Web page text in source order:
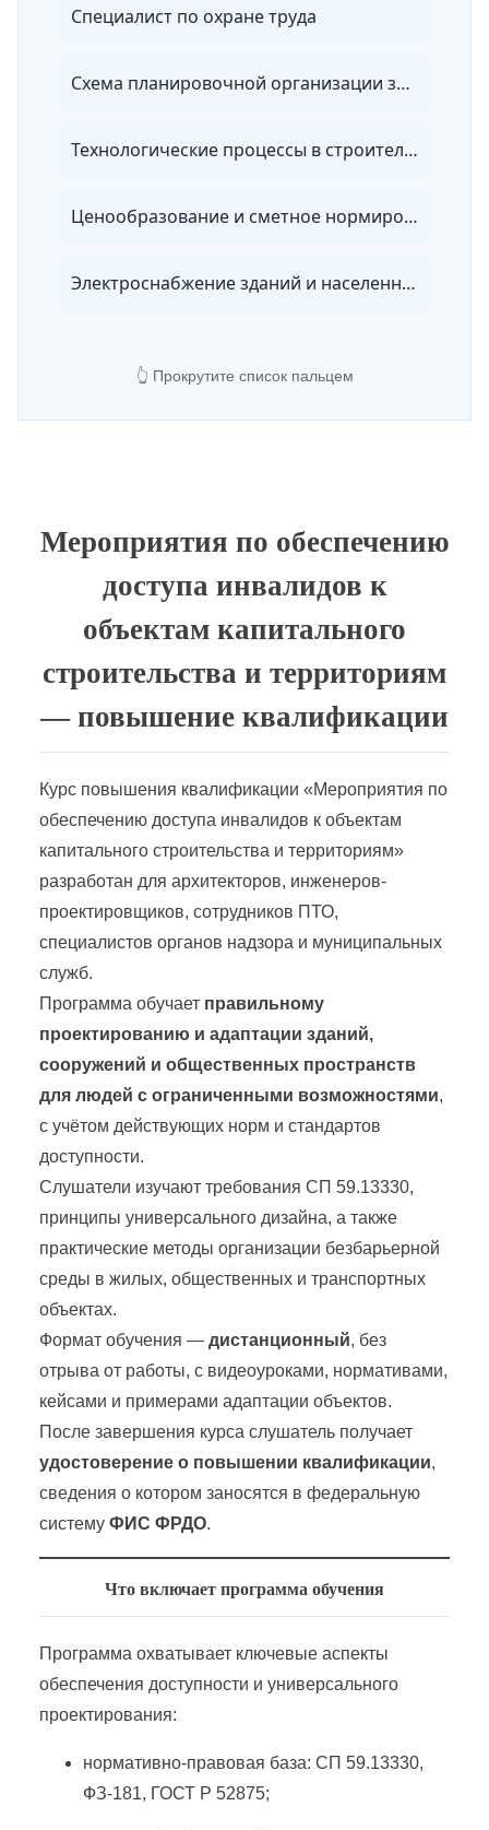
Специалист по охране труда
Схема планировочной организации земельного участка
Технологические процессы в строительстве
Ценообразование и сметное нормирование в строительстве. Составление смет в программе Smeta.RU
Электроснабжение зданий и населенных мест: база для инженеров-строителей
👆 Прокрутите список пальцем
Мероприятия по обеспечению
доступа инвалидов к
объектам капитального
строительства и территориям
— повышение квалификации
Курс повышения квалификации «Мероприятия по
обеспечению доступа инвалидов к объектам
капитального строительства и территориям»
разработан для архитекторов, инженеров-
проектировщиков, сотрудников ПТО,
специалистов органов надзора и муниципальных
служб.
Программа обучает правильному
проектированию и адаптации зданий,
сооружений и общественных пространств
для людей с ограниченными возможностями,
с учётом действующих норм и стандартов
доступности.
Слушатели изучают требования СП 59.13330,
принципы универсального дизайна, а также
практические методы организации безбарьерной
среды в жилых, общественных и транспортных
объектах.
Формат обучения — дистанционный, без
отрыва от работы, с видеоуроками, нормативами,
кейсами и примерами адаптации объектов.
После завершения курса слушатель получает
удостоверение о повышении квалификации,
сведения о котором заносятся в федеральную
систему ФИС ФРДО.
Что включает программа обучения
Программа охватывает ключевые аспекты
обеспечения доступности и универсального
проектирования:
нормативно-правовая база: СП 59.13330,
ФЗ-181, ГОСТ Р 52875;